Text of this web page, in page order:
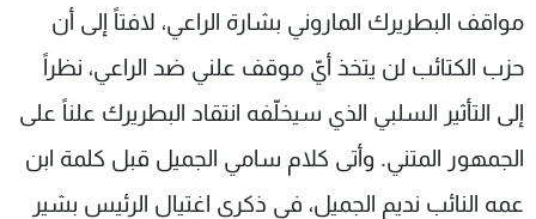
مواقف البطريرك الماروني بشارة الراعي، لافتاً إلى أن
حزب الكتائب لن يتخذ أيّ موقف علني ضد الراعي، نظراً
إلى التأثير السلبي الذي سيخلّفه انتقاد البطريرك علناً على
الجمهور المتني. وأتى كلام سامي الجميل قبل كلمة ابن
عمه النائب نديم الجميل، في ذكرى اغتيال الرئيس بشير